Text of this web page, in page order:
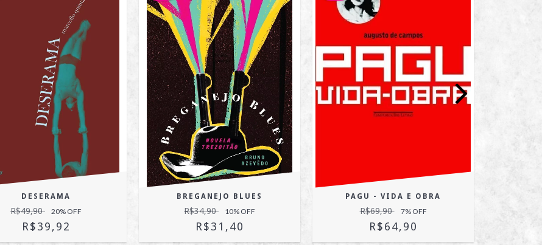
DESERAMA
R$49,90 20% OFF
R$39,92
BREGANEJO BLUES
R$34,90 10% OFF
R$31,40
PAGU - VIDA E OBRA
R$69,90 7% OFF
R$64,90